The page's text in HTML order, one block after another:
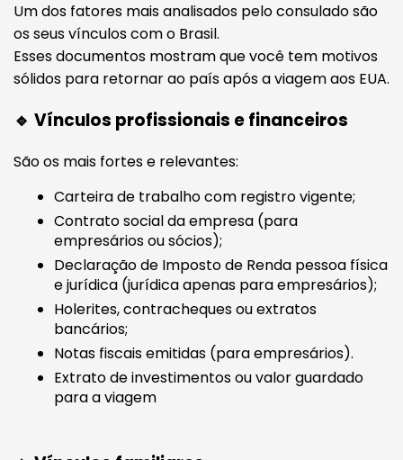
Um dos fatores mais analisados pelo consulado são
os seus vínculos com o Brasil.
Esses documentos mostram que você tem motivos
sólidos para retornar ao país após a viagem aos EUA.
🔹 Vínculos profissionais e financeiros
São os mais fortes e relevantes:
Carteira de trabalho com registro vigente;
Contrato social da empresa (para
empresários ou sócios);
Declaração de Imposto de Renda pessoa física
e jurídica (jurídica apenas para empresários);
Holerites, contracheques ou extratos
bancários;
Notas fiscais emitidas (para empresários).
Extrato de investimentos ou valor guardado
para a viagem